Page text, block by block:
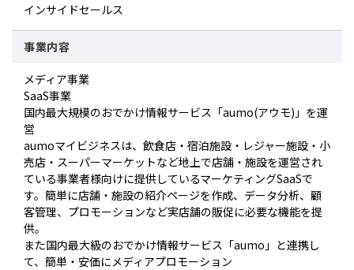
インサイドセールス
事業内容
メディア事業
SaaS事業
国内最大規模のおでかけ情報サービス「aumo(アウモ)」を運
営
aumoマイビジネスは、飲食店・宿泊施設・レジャー施設・小
売店・スーパーマーケットなど地上で店舗・施設を運営され
ている事業者様向けに提供しているマーケティングSaaSで
す。簡単に店舗・施設の紹介ページを作成、データ分析、顧
客管理、プロモーションなど実店舗の販促に必要な機能を提
供。
また国内最大級のおでかけ情報サービス「aumo」と連携し
て、簡単・安価にメディアプロモーション